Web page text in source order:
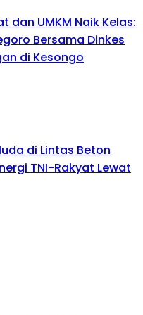
dan UMKM Naik Kelas:
Bersama Dinkes
di Kesongo
di Lintas Beton
TNI-Rakyat Lewat